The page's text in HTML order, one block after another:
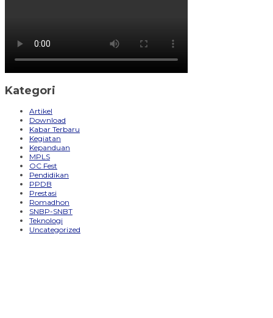
Kategori
Artikel
Download
Kabar Terbaru
Kegiatan
Kepanduan
MPLS
OC Fest
Pendidikan
PPDB
Prestasi
Romadhon
SNBP-SNBT
Teknologi
Uncategorized